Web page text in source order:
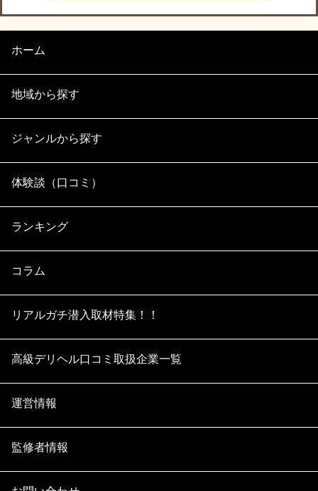
ホーム
地域から探す
ジャンルから探す
体験談（口コミ）
ランキング
コラム
リアルガチ潜入取材特集！！
高級デリヘル口コミ取扱企業一覧
運営情報
監修者情報